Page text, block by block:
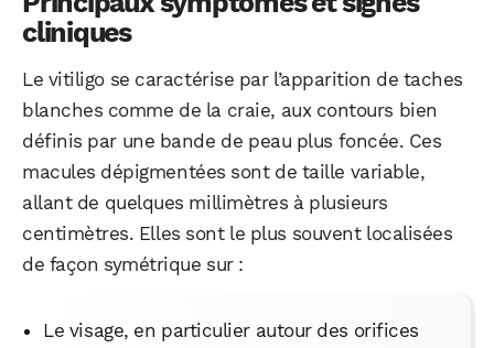
cliniques
Le vitiligo se caractérise par l’apparition de taches
blanches comme de la craie, aux contours bien
définis par une bande de peau plus foncée. Ces
macules dépigmentées sont de taille variable,
allant de quelques millimètres à plusieurs
centimètres. Elles sont le plus souvent localisées
de façon symétrique sur :
Le visage, en particulier autour des orifices